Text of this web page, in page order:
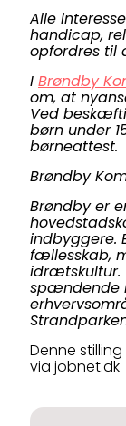
Alle
handicap,
opfordres til
I Brøndby
om, at
Ved
børn under
børneattest.
Brøndby
Brøndby er
indbyggere.
fællesskab,
idrætskultur.
spændende
Denne
via jobnet.dk